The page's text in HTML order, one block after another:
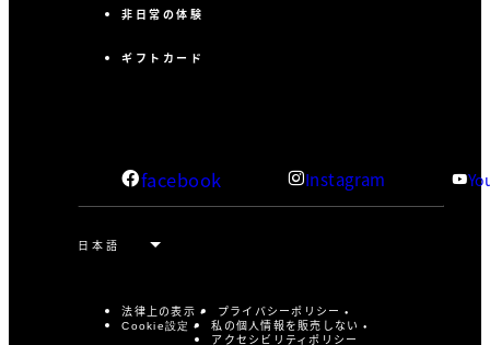
非日常の体験
ギフトカード
facebook Instagram
法律上の表示 プライバシーポリシー
Cookie設定
私の個人情報を販売しない
アクセシビリティポリシー